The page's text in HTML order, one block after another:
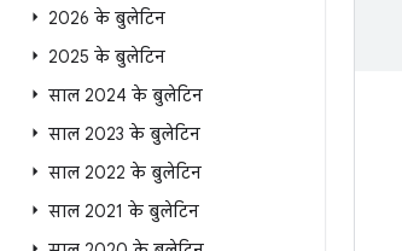
2026 के बुलेटिन
2025 के बुलेटिन
साल 2024 के बुलेटिन
साल 2023 के बुलेटिन
साल 2022 के बुलेटिन
साल 2021 के बुलेटिन